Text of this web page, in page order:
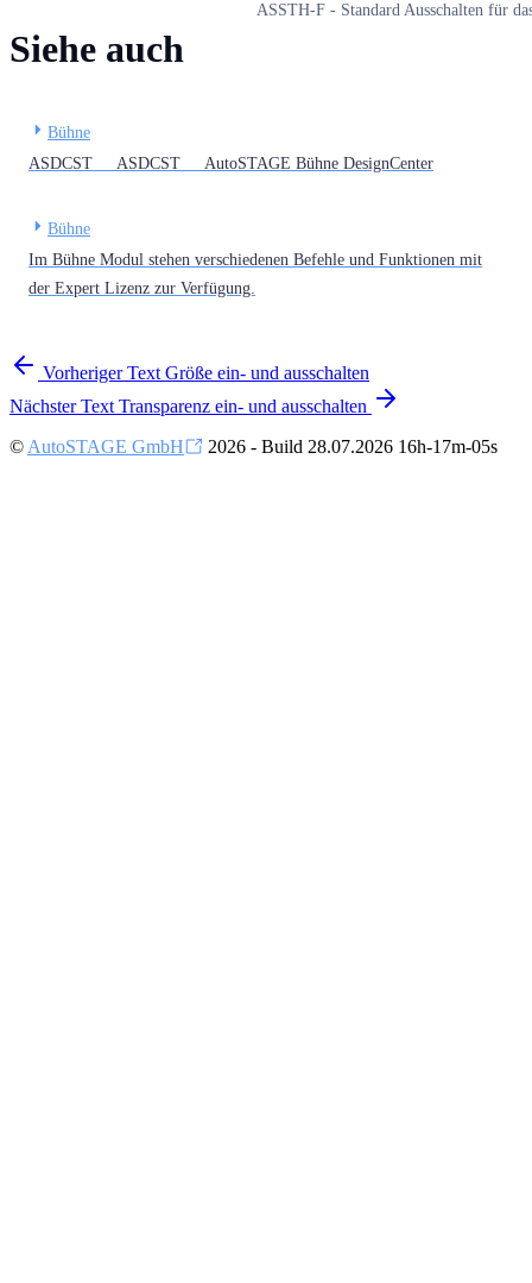
ASSTH-F - Standard Ausschalten für
Siehe auch
Bühne
ASDCST ASDCST AutoSTAGE Bühne DesignCenter
Bühne
Im Bühne Modul stehen verschiedenen Befehle und Funktionen mit
der Expert Lizenz zur Verfügung.
Vorheriger Text Größe ein- und ausschalten
Nächster Text Transparenz ein- und ausschalten
© AutoSTAGE GmbH 2026 - Build 28.07.2026 16h-17m-05s